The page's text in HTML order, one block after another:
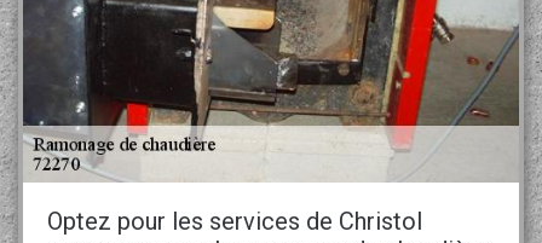
Optez pour les services de Christol